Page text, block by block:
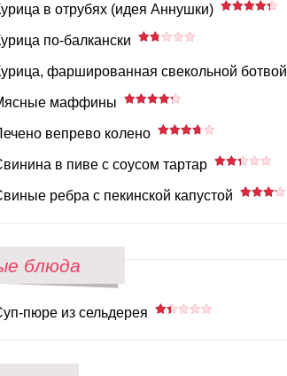
в отрубях (идея Аннушки)
по-балкански
фаршированная свекольной ботвой
маффины
вепрево колено
в пиве с соусом тартар
ребра с пекинской капустой
блюда
пюре из сельдерея